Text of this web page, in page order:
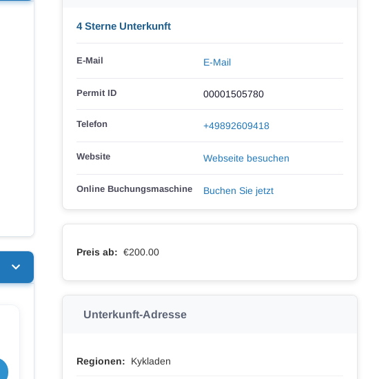
4 Sterne Unterkunft
E-Mail E-Mail
Permit ID 00001505780
Telefon +49892609418
Website Webseite besuchen
Online Buchungsmaschine Buchen Sie jetzt
Preis ab: €200.00
Unterkunft-Adresse
Regionen: Kykladen